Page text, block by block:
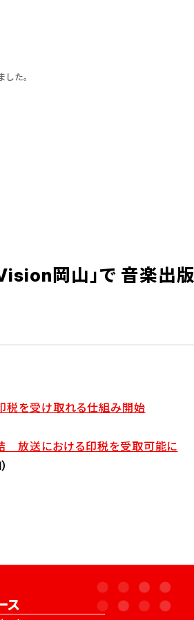
た。
Vision岡山」で 音楽出
を受け取れる仕組み開始
放送における印税を受取可能に
ス